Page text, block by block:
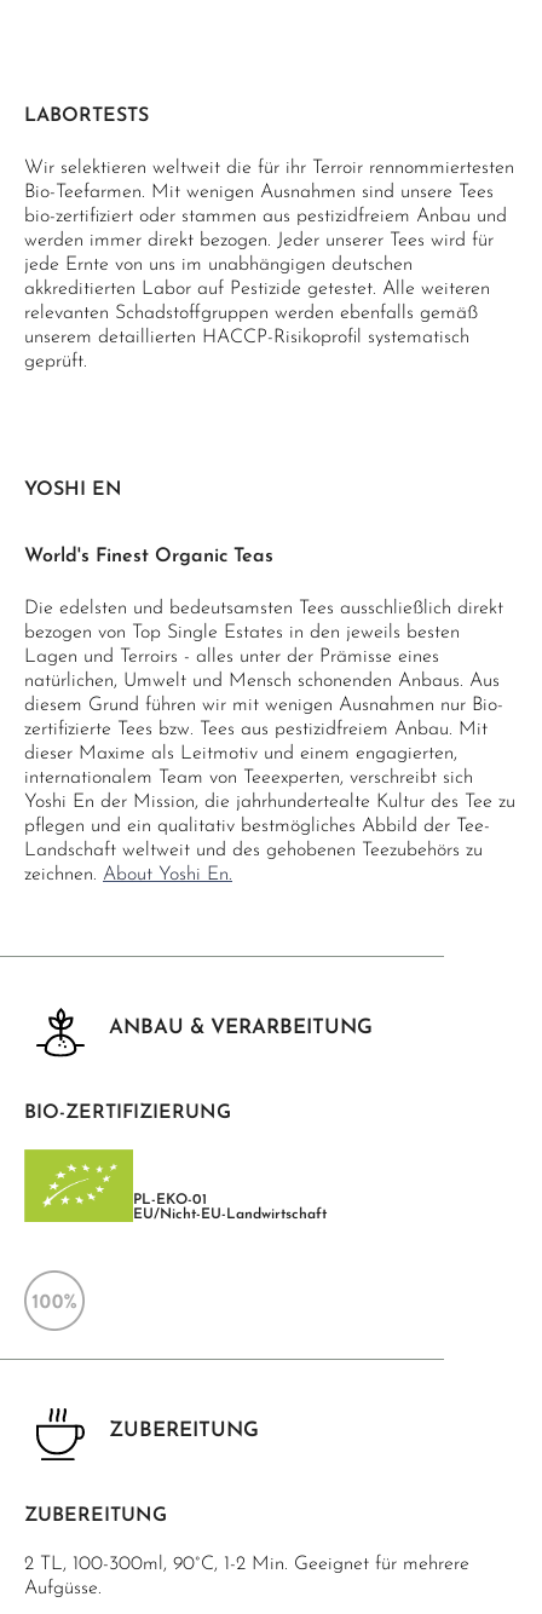
LABORTESTS
Wir selektieren weltweit die für ihr Terroir rennommiertesten
Bio-Teefarmen. Mit wenigen Ausnahmen sind unsere Tees
bio-zertifiziert oder stammen aus pestizidfreiem Anbau und
werden immer direkt bezogen. Jeder unserer Tees wird für
jede Ernte von uns im unabhängigen deutschen
akkreditierten Labor auf Pestizide getestet. Alle weiteren
relevanten Schadstoffgruppen werden ebenfalls gemäß
unserem detaillierten HACCP-Risikoprofil systematisch
geprüft.
YOSHI EN
World's Finest Organic Teas
Die edelsten und bedeutsamsten Tees ausschließlich direkt
bezogen von Top Single Estates in den jeweils besten
Lagen und Terroirs - alles unter der Prämisse eines
natürlichen, Umwelt und Mensch schonenden Anbaus. Aus
diesem Grund führen wir mit wenigen Ausnahmen nur Bio-
zertifizierte Tees bzw. Tees aus pestizidfreiem Anbau. Mit
dieser Maxime als Leitmotiv und einem engagierten,
internationalem Team von Teeexperten, verschreibt sich
Yoshi En der Mission, die jahrhundertealte Kultur des Tee zu
pflegen und ein qualitativ bestmögliches Abbild der Tee-
Landschaft weltweit und des gehobenen Teezubehörs zu
zeichnen. About Yoshi En.
ANBAU & VERARBEITUNG
BIO-ZERTIFIZIERUNG
PL-EKO-01
EU/Nicht-EU-Landwirtschaft
ZUBEREITUNG
ZUBEREITUNG
2 TL, 100-300ml, 90°C, 1-2 Min. Geeignet für mehrere
Aufgüsse.